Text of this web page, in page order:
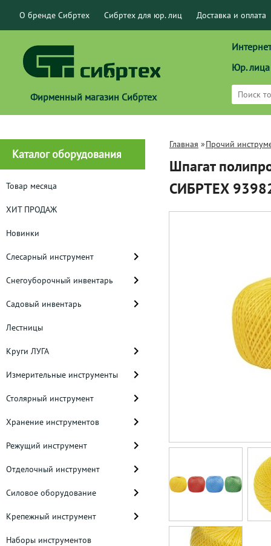
О бренде Сибртех Сибртех для юр. лиц Доставка и оплата
Фирменный магазин Сибртех
Юр. лица
Каталог оборудования
Товар месяца
ХИТ ПРОДАЖ
Новинки
Слесарный инструмент
Снегоуборочный инвентарь
Садовый инвентарь
Лестницы
Круги ЛУГА
Измерительные инструменты
Столярный инструмент
Хранение инструментов
Режущий инструмент
Отделочный инструмент
Силовое оборудование
Крепежный инструмент
Наборы инструментов
Главная »Прочий
Шпагат
СИБРТЕХ